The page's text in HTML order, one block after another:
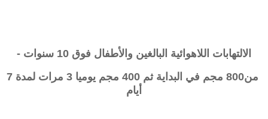
الالتهابات اللاهوائية البالغين والأطفال فوق 10 سنوات -
من800 مجم في البداية ثم 400 مجم يوميا 3 مرات لمدة 7
أيام